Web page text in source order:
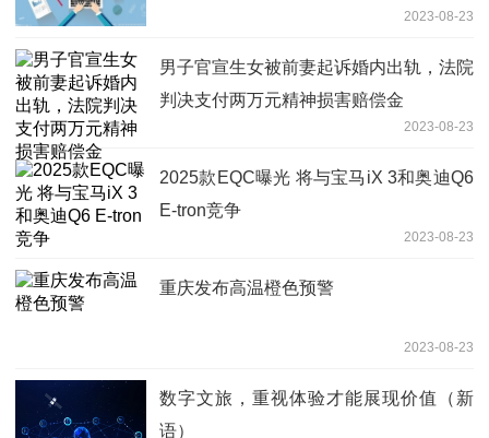
2023-08-23
男子官宣生女被前妻起诉婚内出轨，法院
判决支付两万元精神损害赔偿金
2023-08-23
2025款EQC曝光 将与宝马iX 3和奥迪Q6
E-tron竞争
2023-08-23
重庆发布高温橙色预警
2023-08-23
数字文旅，重视体验才能展现价值（新
语）